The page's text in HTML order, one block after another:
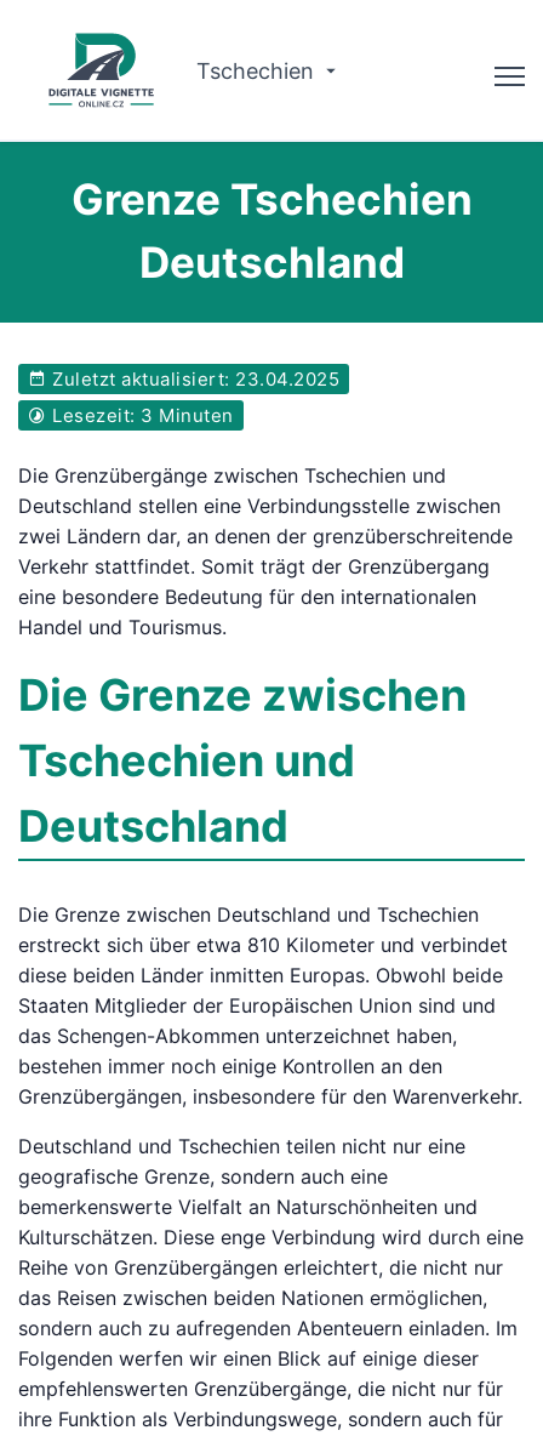
Tschechien
Gültigkeit prüfen
Warum wir?
Routenplaner
Deutsch
Grenze Tschechien
Deutschland
Zuletzt aktualisiert: 23.04.2025
Lesezeit: 3 Minuten
Die Grenzübergänge zwischen Tschechien und
Deutschland stellen eine Verbindungsstelle zwischen
zwei Ländern dar, an denen der grenzüberschreitende
Verkehr stattfindet. Somit trägt der Grenzübergang
eine besondere Bedeutung für den internationalen
Handel und Tourismus.
Die Grenze zwischen
Tschechien und
Deutschland
Die Grenze zwischen Deutschland und Tschechien
erstreckt sich über etwa 810 Kilometer und verbindet
diese beiden Länder inmitten Europas. Obwohl beide
Staaten Mitglieder der Europäischen Union sind und
das Schengen-Abkommen unterzeichnet haben,
bestehen immer noch einige Kontrollen an den
Grenzübergängen, insbesondere für den Warenverkehr.
Deutschland und Tschechien teilen nicht nur eine
geografische Grenze, sondern auch eine
bemerkenswerte Vielfalt an Naturschönheiten und
Kulturschätzen. Diese enge Verbindung wird durch eine
Reihe von Grenzübergängen erleichtert, die nicht nur
das Reisen zwischen beiden Nationen ermöglichen,
sondern auch zu aufregenden Abenteuern einladen. Im
Folgenden werfen wir einen Blick auf einige dieser
empfehlenswerten Grenzübergänge, die nicht nur für
ihre Funktion als Verbindungswege, sondern auch für